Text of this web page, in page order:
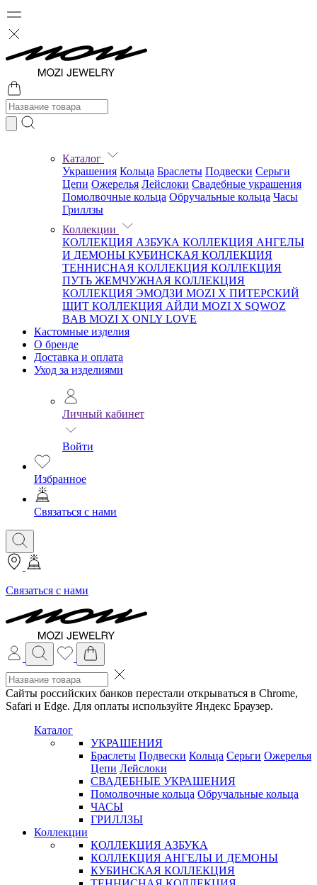
Каталог
Украшения Кольца Браслеты Подвески Серьги
Цепи Ожерелья Лейслоки Свадебные украшения
Помолвочные кольца Обручальные кольца Часы
Гриллзы
Коллекции
КОЛЛЕКЦИЯ АЗБУКА КОЛЛЕКЦИЯ АНГЕЛЫ
И ДЕМОНЫ КУБИНСКАЯ КОЛЛЕКЦИЯ
ТЕННИСНАЯ КОЛЛЕКЦИЯ КОЛЛЕКЦИЯ
ПУТЬ ЖЕМЧУЖНАЯ КОЛЛЕКЦИЯ
КОЛЛЕКЦИЯ ЭМОДЗИ MOZI X ПИТЕРСКИЙ
ЩИТ КОЛЛЕКЦИЯ АЙДИ MOZI X SQWOZ
BAB MOZI X ONLY LOVE
Кастомные изделия
О бренде
Доставка и оплата
Уход за изделиями
Личный кабинет
Войти
Избранное
Связаться с нами
Связаться с нами
Сайты российских банков перестали открываться в Chrome,
Safari и Edge. Для оплаты используйте Яндекс Браузер.
Каталог
УКРАШЕНИЯ
Браслеты Подвески Кольца Серьги Ожерелья
Цепи Лейслоки
СВАДЕБНЫЕ УКРАШЕНИЯ
Помолвочные кольца Обручальные кольца
ЧАСЫ
ГРИЛЛЗЫ
Коллекции
КОЛЛЕКЦИЯ АЗБУКА
КОЛЛЕКЦИЯ АНГЕЛЫ И ДЕМОНЫ
КУБИНСКАЯ КОЛЛЕКЦИЯ